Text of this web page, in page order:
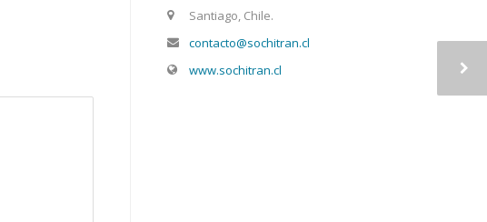
Santiago, Chile.
contacto@sochitran.cl
www.sochitran.cl